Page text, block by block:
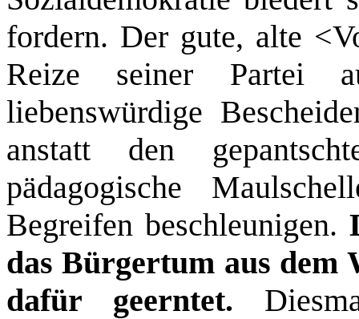
fordern. Der gute, alte
Reize seiner Partei
liebenswürdige
anstatt den
pädagogische
Begreifen beschleunigen.
das Bürgertum aus dem
dafür geerntet.